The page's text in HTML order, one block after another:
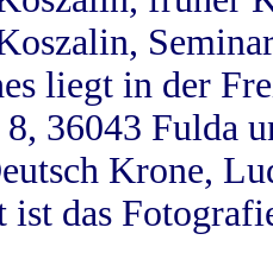
liegt in der
36043 Fulda
Krone,
das